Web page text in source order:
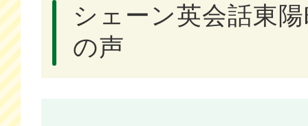
シェーン英会話東
の声